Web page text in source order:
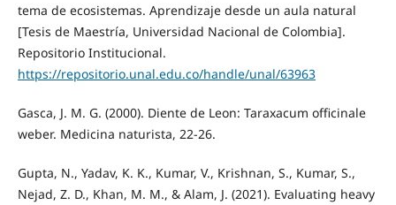
tema de ecosistemas. Aprendizaje desde un aula natural
[Tesis de Maestría, Universidad Nacional de Colombia].
Repositorio Institucional.
https://repositorio.unal.edu.co/handle/unal/63963
Gasca, J. M. G. (2000). Diente de Leon: Taraxacum officinale
weber. Medicina naturista, 22-26.
Gupta, N., Yadav, K. K., Kumar, V., Krishnan, S., Kumar, S.,
Nejad, Z. D., Khan, M. M., & Alam, J. (2021). Evaluating heavy